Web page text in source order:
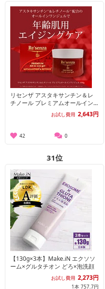
リセンザ アスタキサンチン＆レ
チノール プレミアムオールイン
ワンジェル 100gお試し費用 2,643円
42 0
31位
【130g×3本】Make.iN エクソソ
ーム×グルタチオン どろ×泡洗顔
お試し費用 2,273円
1本 757.7円